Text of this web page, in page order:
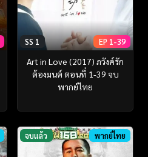
SS 1 EP 1-39
Art in Love (2017) ภวังค์รัก
ต้องมนต์ ตอนที่ 1-39 จบ
พากย์ไทย
จบแล้ว พากย์ไทย